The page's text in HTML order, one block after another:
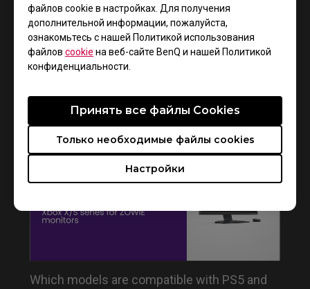
файлов cookie в настройках. Для получения
дополнительной информации, пожалуйста,
ознакомьтесь с нашей Политикой использования
файлов cookie на веб-сайте BenQ и нашей Политикой
конфиденциальности.
Настройки
Только необходимые файлы cookies
Принять все файлы Сookies
bars or stretched on XL monitors
Which models are compatible with PS5 and